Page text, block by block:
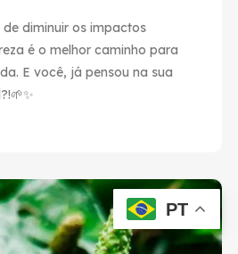
diminuir os impactos
é o melhor caminho para
E você, já pensou na sua
PT